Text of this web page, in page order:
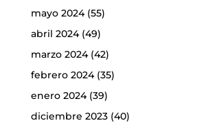
mayo 2024(55)
abril 2024(49)
marzo 2024(42)
febrero 2024(35)
enero 2024(39)
diciembre 2023(40)